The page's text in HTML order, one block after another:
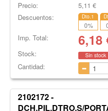
Precio: 5,11 €
Descuentos:
Dto.1
0%
Imp. Total: 6,18
Stock: Sin stock
Cantidad:
2102172 -
DCH.PIL.DTRO.S/